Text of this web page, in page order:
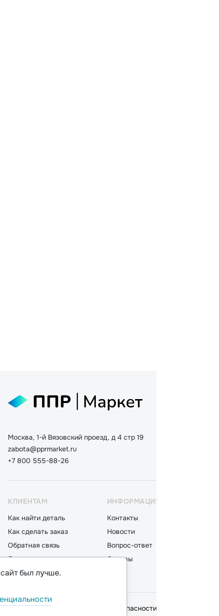
Москва, 1-й Вязовский проезд, д 4 стр 19
zabota@pprmarket.ru
+7 800 555-88-26
КЛИЕНТАМ
Как найти деталь
Как сделать заказ
Обратная связь
Доставка
Оплата
ИНФОРМАЦИЯ
Контакты
Новости
Вопрос-ответ
Отзывы
© 2026,ООО "ППР"
Политика безопасности
был лучше.